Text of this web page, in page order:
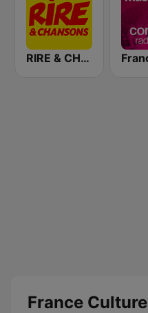
RIRE & CHANSONS
France Culture